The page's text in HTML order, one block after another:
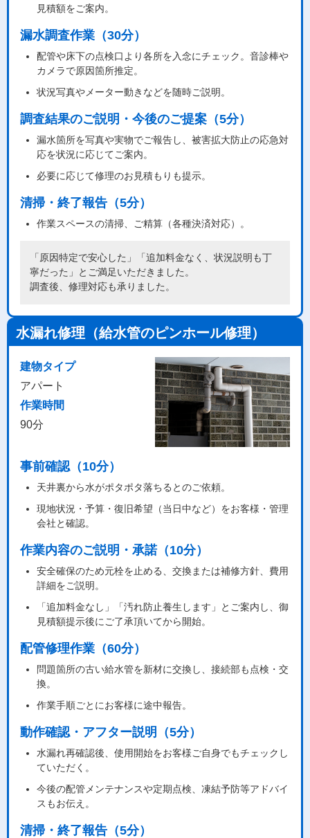
見積額をご案内。
漏水調査作業（30分）
配管や床下の点検口より各所を入念にチェック。音診棒や
カメラで原因箇所推定。
状況写真やメーター動きなどを随時ご説明。
調査結果のご説明・今後のご提案（5分）
漏水箇所を写真や実物でご報告し、被害拡大防止の応急対
応を状況に応じてご案内。
必要に応じて修理のお見積もりも提示。
清掃・終了報告（5分）
作業スペースの清掃、ご精算（各種決済対応）。
「原因特定で安心した」「追加料金なく、状況説明も丁
寧だった」とご満足いただきました。
調査後、修理対応も承りました。
水漏れ修理（給水管のピンホール修理）
建物タイプ
アパート
作業時間
90分
事前確認（10分）
天井裏から水がポタポタ落ちるとのご依頼。
現地状況・予算・復旧希望（当日中など）をお客様・管理
会社と確認。
作業内容のご説明・承諾（10分）
安全確保のため元栓を止める、交換または補修方針、費用
詳細をご説明。
「追加料金なし」「汚れ防止養生します」とご案内し、御
見積額提示後にご了承頂いてから開始。
配管修理作業（60分）
問題箇所の古い給水管を新材に交換し、接続部も点検・交
換。
作業手順ごとにお客様に途中報告。
動作確認・アフター説明（5分）
水漏れ再確認後、使用開始をお客様ご自身でもチェックし
ていただく。
今後の配管メンテナンスや定期点検、凍結予防等アドバイ
スもお伝え。
清掃・終了報告（5分）